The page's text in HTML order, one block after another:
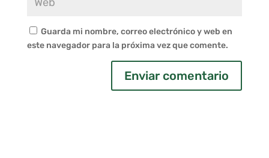
Guarda mi nombre, correo electrónico y web en
este navegador para la próxima vez que comente.